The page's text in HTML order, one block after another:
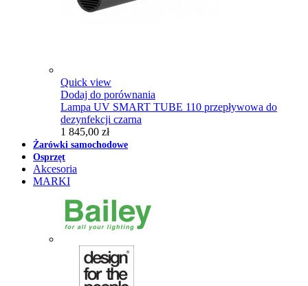
Quick view
Dodaj do porównania
Lampa UV SMART TUBE 110 przepływowa do
dezynfekcji czarna
1 845,00 zł
Żarówki samochodowe
Osprzęt
Akcesoria
MARKI